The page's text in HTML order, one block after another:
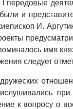
и
И.
имя
следует
к вопросу о